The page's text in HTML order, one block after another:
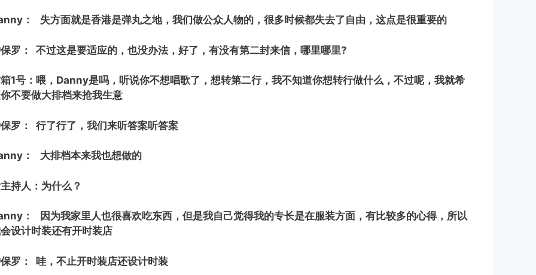
： 失方面就是香港是弹丸之地，我们做公众人物的，很多时候都失去了自由，这点是很重要的
罗： 不过这是要适应的，也没办法，好了，有没有第二封来信，哪里哪里?
1号：喂，Danny是吗，听说你不想唱歌了，想转第二行，我不知道你想转行做什么，不过呢，我就希
不要做大排档来抢我生意
罗： 行了行了，我们来听答案听答案
： 大排档本来我也想做的
持人：为什么？
： 因为我家里人也很喜欢吃东西，但是我自己觉得我的专长是在服装方面，有比较多的心得，所以
设计时装还有开时装店
罗： 哇，不止开时装店还设计时装